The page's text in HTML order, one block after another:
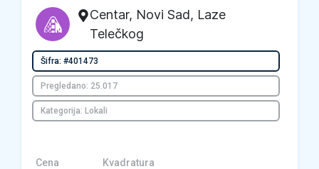
Centar, Novi Sad, Laze
Telečkog
Šifra: #401473
Pregledano: 25.017
Kategorija: Lokali
Cena Kvadratura